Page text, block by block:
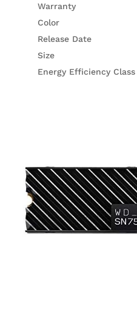
Warranty
Color
Release Date
Size
Energy Efficiency Class